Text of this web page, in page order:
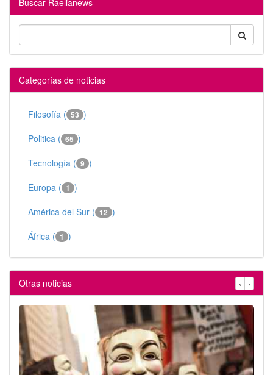
Buscar Raelianews
Categorías de noticias
Filosofía ( 53 )
Politica ( 65 )
Tecnología ( 9 )
Europa ( 1 )
América del Sur ( 12 )
África ( 1 )
Otras noticias ‹ ›